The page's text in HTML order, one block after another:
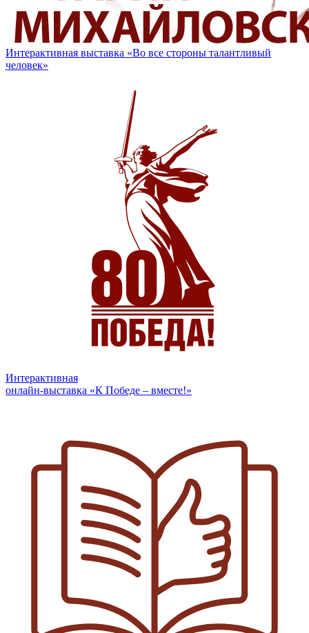
Интерактивная выставка «Во все стороны талантливый
человек»
Интерактивная
онлайн-выставка «К Победе – вместе!»